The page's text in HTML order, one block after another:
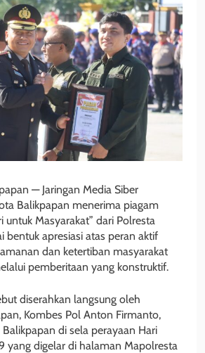
— Jaringan Media Siber
Balikpapan menerima piagam
untuk Masyarakat” dari Polresta
bentuk apresiasi atas peran aktif
dan ketertiban masyarakat
pemberitaan yang konstruktif.
diserahkan langsung oleh
Kombes Pol Anton Firmanto,
Balikpapan di sela perayaan Hari
yang digelar di halaman Mapolresta